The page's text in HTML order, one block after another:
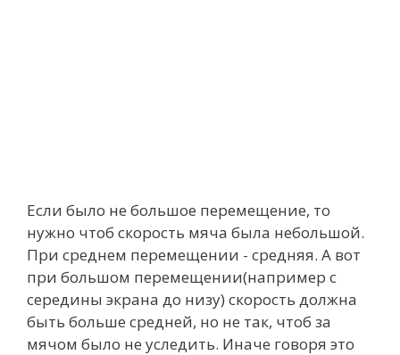
Если было не большое перемещение, то
нужно чтоб скорость мяча была небольшой.
При среднем перемещении - средняя. А вот
при большом перемещении(например с
середины экрана до низу) скорость должна
быть больше средней, но не так, чтоб за
мячом было не уследить. Иначе говоря это